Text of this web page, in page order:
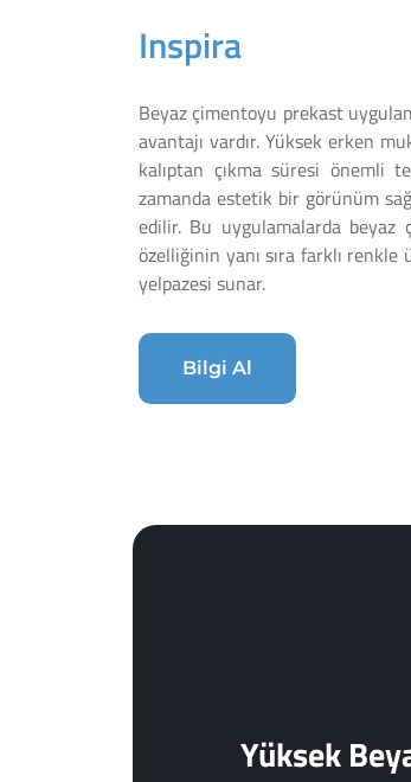
Inspira
Beyaz çimentoyu prekast
avantajı vardır. Yüksek erken
kalıptan çıkma süresi önemli
zamanda estetik bir görünüm
edilir. Bu uygulamalarda beyaz
özelliğinin yanı sıra farklı
yelpazesi sunar.
Bilgi Al
Yüksek